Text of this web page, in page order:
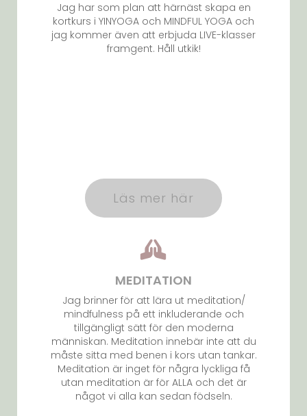
Jag har som plan att härnäst skapa en
kortkurs i YINYOGA och MINDFUL YOGA och
jag kommer även att erbjuda LIVE-klasser
framgent. Håll utkik!
Läs mer här
MEDITATION
Jag brinner för att lära ut meditation/
mindfulness på ett inkluderande och
tillgängligt sätt för den moderna
människan. Meditation innebär inte att du
måste sitta med benen i kors utan tankar.
Meditation är inget för några lyckliga få
utan meditation är för ALLA och det är
något vi alla kan sedan födseln.